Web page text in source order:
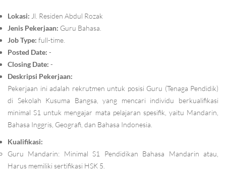
Lokasi: Jl. Residen Abdul Rozak
Jenis Pekerjaan: Guru Bahasa.
Job Type: full-time.
Posted Date: -
Closing Date: -
Deskripsi Pekerjaan:
Pekerjaan ini adalah rekrutmen untuk posisi Guru (Tenaga Pendidik)
di Sekolah Kusuma Bangsa, yang mencari individu berkualifikasi
minimal S1 untuk mengajar mata pelajaran spesifik, yaitu Mandarin,
Bahasa Inggris, Geografi, dan Bahasa Indonesia.
Kualifikasi:
Guru Mandarin: Minimal S1 Pendidikan Bahasa Mandarin atau,
Harus memiliki sertifikasi HSK 5.